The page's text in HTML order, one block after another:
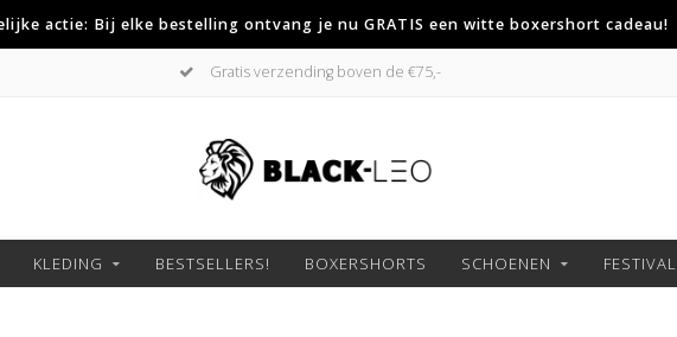
actie: Bij elke bestelling ontvang je nu GRATIS een witte boxershort cadeau!
Gratis verzending boven de €75,-
KLEDING BESTSELLERS! BOXERSHORTS SCHOENEN FESTIVAL